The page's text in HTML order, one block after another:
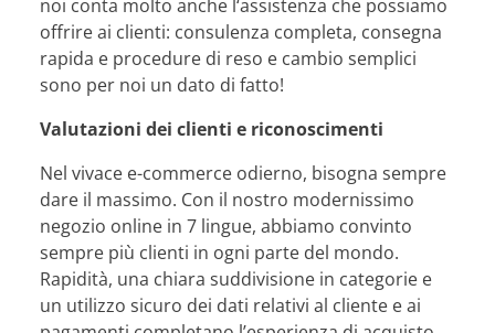
noi conta molto anche l‘assistenza che possiamo
offrire ai clienti: consulenza completa, consegna
rapida e procedure di reso e cambio semplici
sono per noi un dato di fatto!
Valutazioni dei clienti e riconoscimenti
Nel vivace e-commerce odierno, bisogna sempre
dare il massimo. Con il nostro modernissimo
negozio online in 7 lingue, abbiamo convinto
sempre più clienti in ogni parte del mondo.
Rapidità, una chiara suddivisione in categorie e
un utilizzo sicuro dei dati relativi al cliente e ai